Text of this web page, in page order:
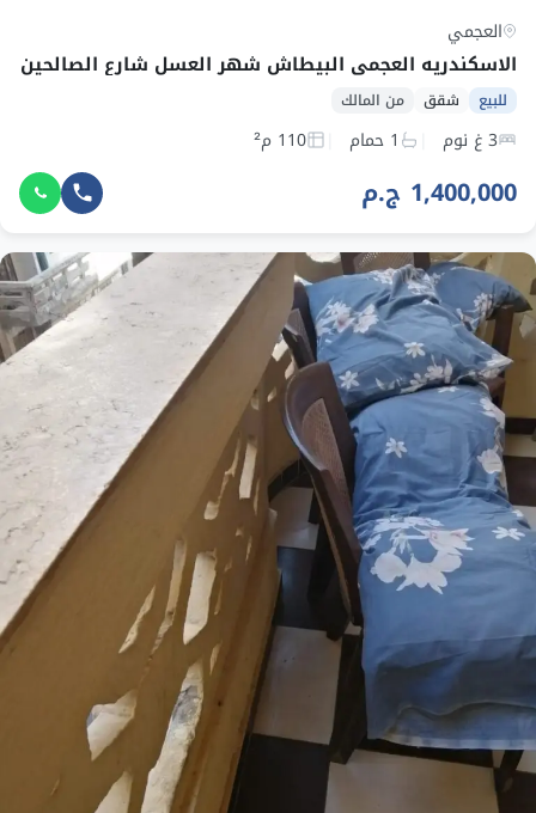
العجمي
الاسكندريه العجمي البيطاش شهر العسل شارع الصالحين
للبيع شقق من المالك
3 غ نوم 1 حمام 110 م²
1,400,000 ج.م